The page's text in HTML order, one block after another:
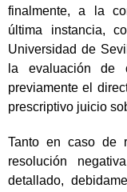
finalmente, a la
última instancia,
Universidad de
la evaluación de
previamente el
prescriptivo juicio
Tanto en caso de
resolución
detallado,